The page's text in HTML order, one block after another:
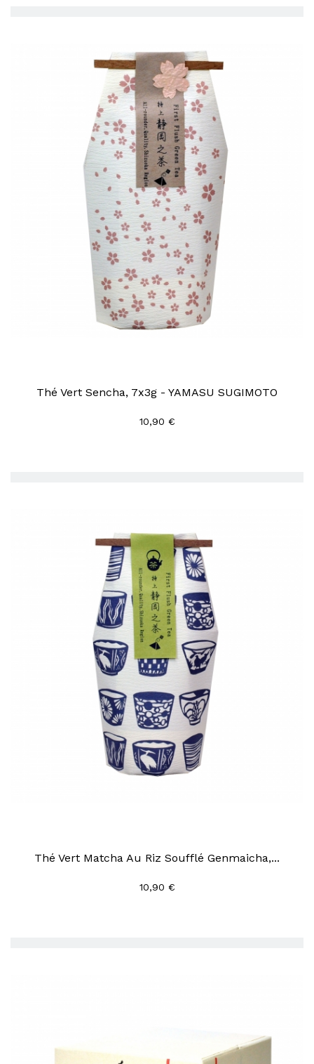
Thé Vert Sencha, 7x3g - YAMASU SUGIMOTO
10,90 €
Thé Vert Matcha Au Riz Soufflé Genmaicha,...
10,90 €